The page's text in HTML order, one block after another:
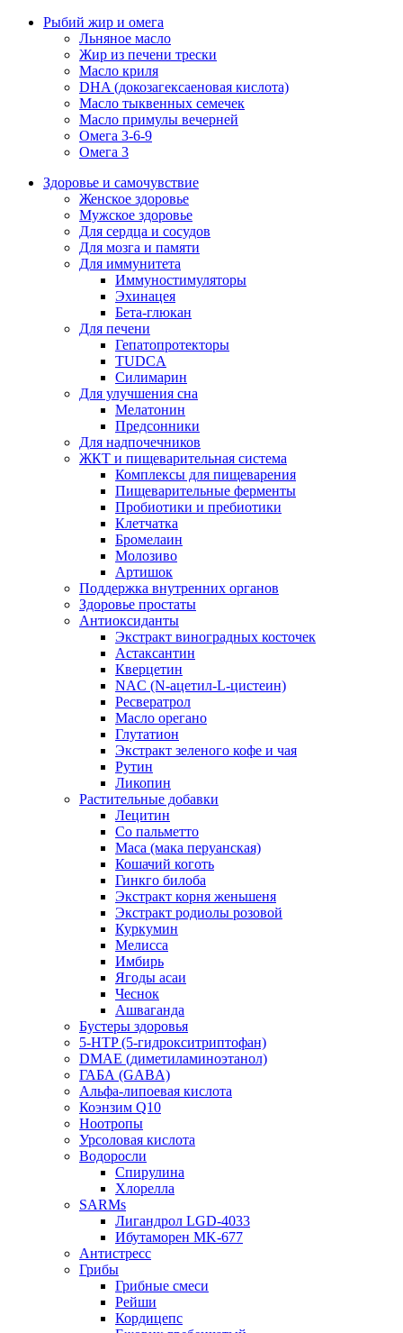
Рыбий жир и омега
Льняное масло
Жир из печени трески
Масло криля
DHA (докозагексаеновая кислота)
Масло тыквенных семечек
Масло примулы вечерней
Омега 3-6-9
Омега 3
Здоровье и самочувствие
Женское здоровье
Мужское здоровье
Для сердца и сосудов
Для мозга и памяти
Для иммунитета
Иммуностимуляторы
Эхинацея
Бета-глюкан
Для печени
Гепатопротекторы
TUDCA
Силимарин
Для улучшения сна
Мелатонин
Предсонники
Для надпочечников
ЖКТ и пищеварительная система
Комплексы для пищеварения
Пищеварительные ферменты
Пробиотики и пребиотики
Клетчатка
Бромелаин
Молозиво
Артишок
Поддержка внутренних органов
Здоровье простаты
Антиоксиданты
Экстракт виноградных косточек
Астаксантин
Кверцетин
NAC (N-ацетил-L-цистеин)
Ресвератрол
Масло орегано
Глутатион
Экстракт зеленого кофе и чая
Рутин
Ликопин
Растительные добавки
Лецитин
Со пальметто
Maca (мака перуанская)
Кошачий коготь
Гинкго билоба
Экстракт корня женьшеня
Экстракт родиолы розовой
Куркумин
Мелисса
Имбирь
Ягоды асаи
Чеснок
Ашваганда
Бустеры здоровья
5-HTP (5-гидрокситриптофан)
DMAE (диметиламиноэтанол)
ГАБА (GABA)
Альфа-липоевая кислота
Коэнзим Q10
Ноотропы
Урсоловая кислота
Водоросли
Спирулина
Хлорелла
SARMs
Лигандрол LGD-4033
Ибутаморен MK-677
Антистресс
Грибы
Грибные смеси
Рейши
Кордицепс